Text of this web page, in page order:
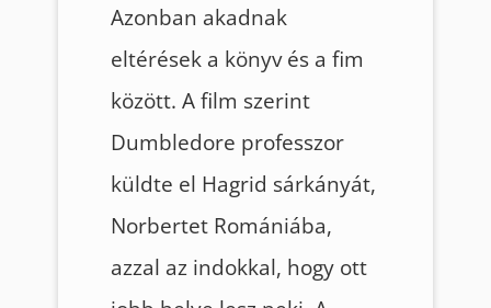
Azonban akadnak
eltérések a könyv és a fim
között. A film szerint
Dumbledore professzor
küldte el Hagrid sárkányát,
Norbertet Romániába,
azzal az indokkal, hogy ott